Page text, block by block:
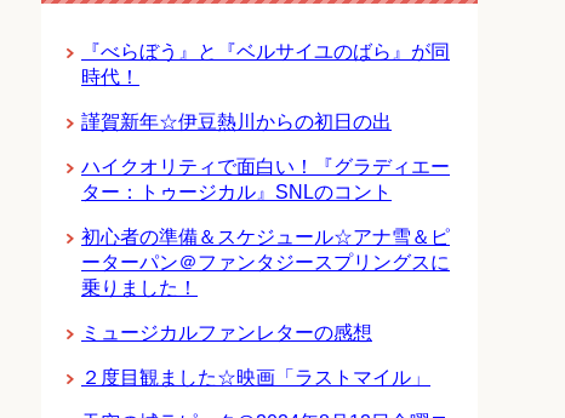
『べらぼう』と『ベルサイユのばら』が同
時代！
謹賀新年☆伊豆熱川からの初日の出
ハイクオリティで面白い！『グラディエー
ター：トゥージカル』SNLのコント
初心者の準備＆スケジュール☆アナ雪＆ピ
ーターパン＠ファンタジースプリングスに
乗りました！
ミュージカルファンレターの感想
２度目観ました☆映画「ラストマイル」